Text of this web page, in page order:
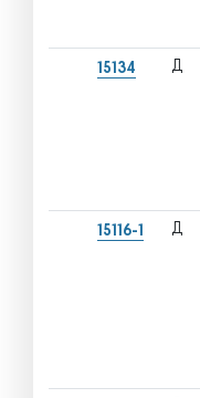
15134 Д
15116-1 Д